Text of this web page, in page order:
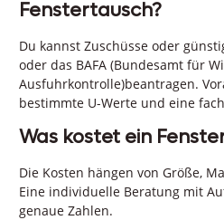
Fenstertausch?
Du kannst Zuschüsse oder
oder das BAFA (Bundesamt für
Ausfuhrkontrolle)beantragen.
bestimmte U-Werte und eine
Was kostet ein
Die Kosten hängen von Größe,
Eine individuelle Beratung mit
genaue Zahlen.